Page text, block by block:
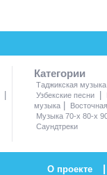
|
Категории
Таджикская музыка
Узбекские песни
|
музыка |
Музыка 70-х 80-х
Саундтреки
О проекте |